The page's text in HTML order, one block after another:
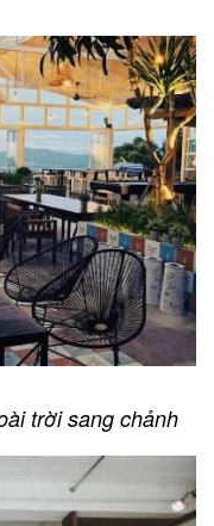
trời sang chảnh